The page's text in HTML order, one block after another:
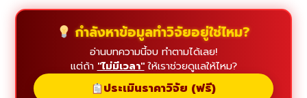
กำลังหาข้อมูลทำวิจัยอยู่ใช่ไหม?
อ่านบทความนี้จบ ทำตามได้เลย!
แต่ถ้า "ไม่มีเวลา"ให้เราช่วยดูแลให้ไหม?
ประเมินราคาวิจัย (ฟรี)